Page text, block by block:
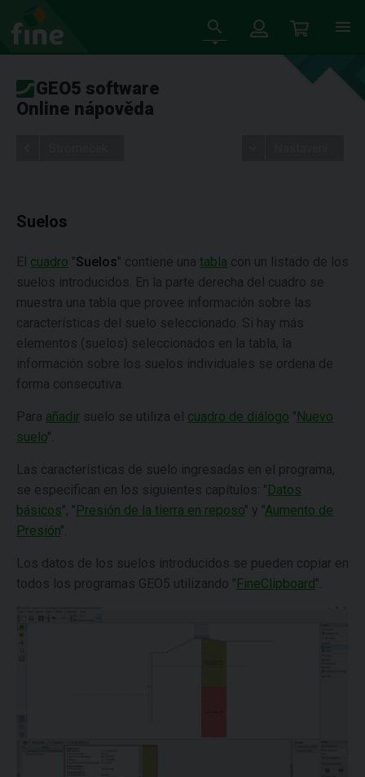
GEO5 software
Online nápověda
Suelos
El cuadro "Suelos" contiene una tabla con un listado de los
suelos introducidos. En la parte derecha del cuadro se
muestra una tabla que provee información sobre las
características del suelo seleccionado. Si hay más
elementos (suelos) seleccionados en la tabla, la
información sobre los suelos individuales se ordena de
forma consecutiva.
Para añadir suelo se utiliza el cuadro de diálogo "Nuevo
suelo".
Las características de suelo ingresadas en el programa,
se especifican en los siguientes capítulos: "Datos
básicos", "Presión de la tierra en reposo" y "Aumento de
Presión".
Los datos de los suelos introducidos se pueden copiar en
todos los programas GEO5 utilizando "FineClipboard".